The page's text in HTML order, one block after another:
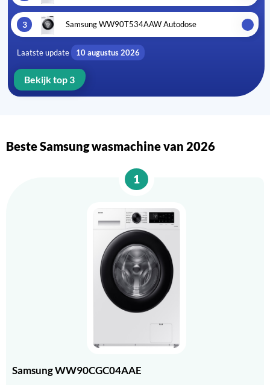
3 Samsung WW90T534AAW Autodose
Laatste update 10 augustus 2026
Bekijk top 3
Beste Samsung wasmachine van 2026
1
Samsung WW90CGC04AAE